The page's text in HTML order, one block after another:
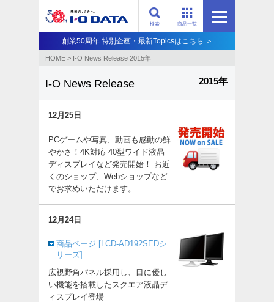
商品一覧
検索
創業50周年 特別企画・最新Topicsはこちら ＞
HOME > I-O News Release 2015年
I-O News Release 2015年
12月25日
PCゲームや写真、動画も感動の鮮
やかさ！4K対応 40型ワイド液晶
ディスプレイなど発売開始！ お近
くのショップ、Webショップなど
でお求めいただけます。
12月24日
商品ページ [LCD-AD192SEDシ
リーズ]
広視野角パネル採用し、目に優し
い機能を搭載したスクエア液晶デ
ィスプレイ登場